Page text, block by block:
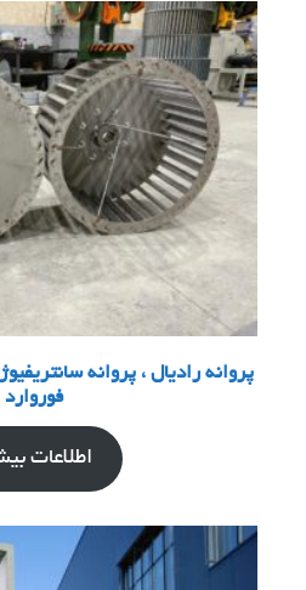
پروانه رادیال ، پروانه
فوروارد
اطلاعات